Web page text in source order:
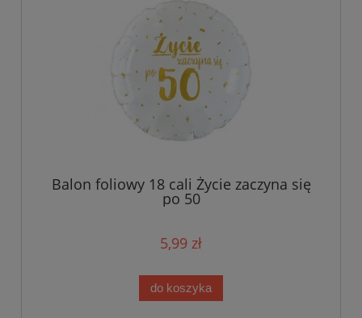
Balon foliowy 18 cali Życie zaczyna się
po 50
5,99 zł
do koszyka